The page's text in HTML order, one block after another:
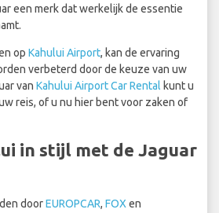
een merk dat werkelijk de essentie
op Kahului Airport, kan de ervaring
verbeterd door de keuze van uw
van Kahului Airport Car Rental kunt u
reis, of u nu hier bent voor zaken of
in stijl met de Jaguar
doorEUROPCAR, FOX en